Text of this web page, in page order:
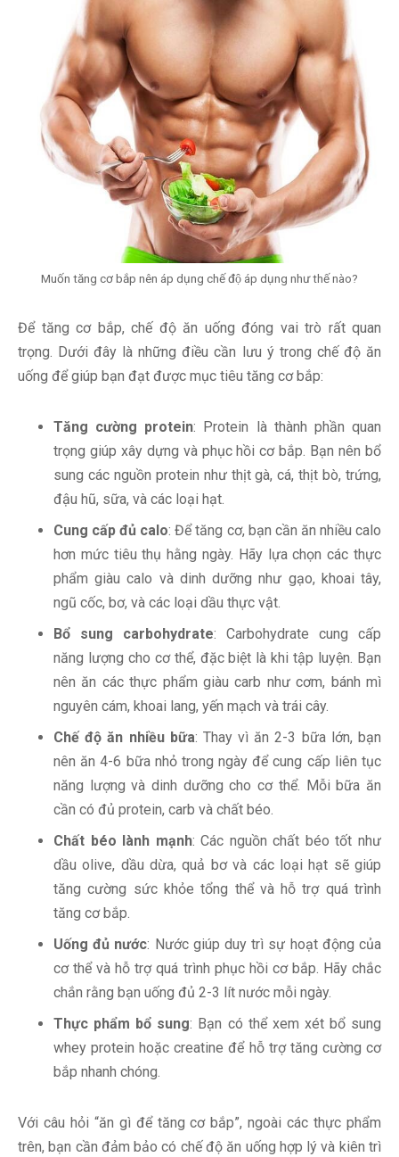
Muốn tăng cơ bắp nên áp dụng chế độ áp dụng như thế nào?
Để tăng cơ bắp, chế độ ăn uống đóng vai trò rất quan
trọng. Dưới đây là những điều cần lưu ý trong chế độ ăn
uống để giúp bạn đạt được mục tiêu tăng cơ bắp:
Tăng cường protein: Protein là thành phần quan
trọng giúp xây dựng và phục hồi cơ bắp. Bạn nên bổ
sung các nguồn protein như thịt gà, cá, thịt bò, trứng,
đậu hũ, sữa, và các loại hạt.
Cung cấp đủ calo: Để tăng cơ, bạn cần ăn nhiều calo
hơn mức tiêu thụ hằng ngày. Hãy lựa chọn các thực
phẩm giàu calo và dinh dưỡng như gạo, khoai tây,
ngũ cốc, bơ, và các loại dầu thực vật.
Bổ sung carbohydrate: Carbohydrate cung cấp
năng lượng cho cơ thể, đặc biệt là khi tập luyện. Bạn
nên ăn các thực phẩm giàu carb như cơm, bánh mì
nguyên cám, khoai lang, yến mạch và trái cây.
Chế độ ăn nhiều bữa: Thay vì ăn 2-3 bữa lớn, bạn
nên ăn 4-6 bữa nhỏ trong ngày để cung cấp liên tục
năng lượng và dinh dưỡng cho cơ thể. Mỗi bữa ăn
cần có đủ protein, carb và chất béo.
Chất béo lành mạnh: Các nguồn chất béo tốt như
dầu olive, dầu dừa, quả bơ và các loại hạt sẽ giúp
tăng cường sức khỏe tổng thể và hỗ trợ quá trình
tăng cơ bắp.
Uống đủ nước: Nước giúp duy trì sự hoạt động của
cơ thể và hỗ trợ quá trình phục hồi cơ bắp. Hãy chắc
chắn rằng bạn uống đủ 2-3 lít nước mỗi ngày.
Thực phẩm bổ sung: Bạn có thể xem xét bổ sung
whey protein hoặc creatine để hỗ trợ tăng cường cơ
bắp nhanh chóng.
Với câu hỏi “ăn gì để tăng cơ bắp”, ngoài các thực phẩm
trên, bạn cần đảm bảo có chế độ ăn uống hợp lý và kiên trì